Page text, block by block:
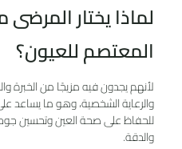
لماذا يختار
المعتصم للعيون؟
لأنهم يجدون فيه مزيجًا من الخبرة
والرعاية الشخصية، وهو ما يساعد
للحفاظ على صحة العين وتحسين
والدقة.